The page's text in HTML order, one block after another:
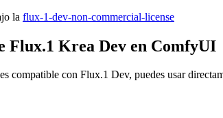
la flux-1-dev-non-commercial-license
Krea Dev en ComfyUI
compatible con Flux.1 Dev, puedes usar